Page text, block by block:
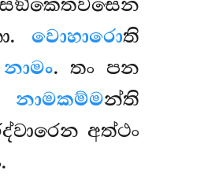
වොහාරොති
නාමං. තං පන
නාමකම්මන්ති
අත්ථං